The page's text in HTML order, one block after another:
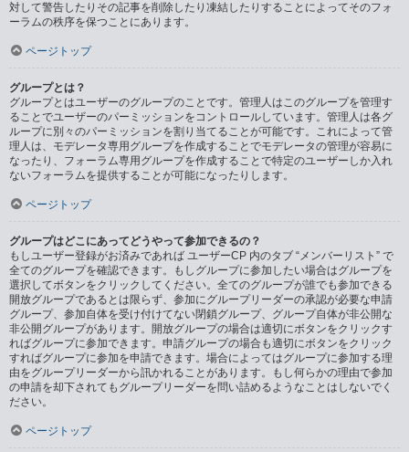
対して警告したりその記事を削除したり凍結したりすることによってそのフォ
ーラムの秩序を保つことにあります。
ページトップ
グループとは？
グループとはユーザーのグループのことです。管理人はこのグループを管理す
ることでユーザーのパーミッションをコントロールしています。管理人は各グ
ループに別々のパーミッションを割り当てることが可能です。これによって管
理人は、モデレータ専用グループを作成することでモデレータの管理が容易に
なったり、フォーラム専用グループを作成することで特定のユーザーしか入れ
ないフォーラムを提供することが可能になったりします。
ページトップ
グループはどこにあってどうやって参加できるの？
もしユーザー登録がお済みであれば ユーザーCP 内のタブ “メンバーリスト” で
全てのグループを確認できます。もしグループに参加したい場合はグループを
選択してボタンをクリックしてください。全てのグループが誰でも参加できる
開放グループであるとは限らず、参加にグループリーダーの承認が必要な申請
グループ、参加自体を受け付けてない閉鎖グループ、グループ自体が非公開な
非公開グループがあります。開放グループの場合は適切にボタンをクリックす
ればグループに参加できます。申請グループの場合も適切にボタンをクリック
すればグループに参加を申請できます。場合によってはグループに参加する理
由をグループリーダーから訊かれることがあります。もし何らかの理由で参加
の申請を却下されてもグループリーダーを問い詰めるようなことはしないでく
ださい。
ページトップ